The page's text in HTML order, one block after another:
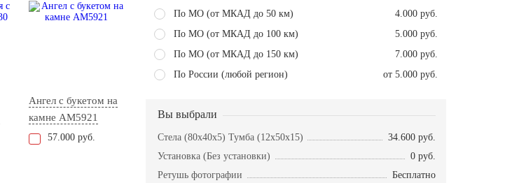
Ангел с букетом на
камне AM5921
57.000 руб.
По МО (от МКАД до 50 км)
4.000 руб.
По МО (от МКАД до 100 км)
5.000 руб.
По МО (от МКАД до 150 км)
7.000 руб.
По России (любой регион)
от 5.000 руб.
Вы выбрали
Стела (80x40x5) Тумба (12x50x15)
34.600 руб.
Установка (Без установки)
0 руб.
Ретушь фотографии
Бесплатно